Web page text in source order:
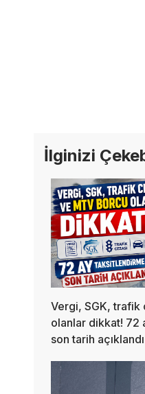
İlginizi
Vergi, SGK, trafik
olanlar dikkat! 72
son tarih açıklandı